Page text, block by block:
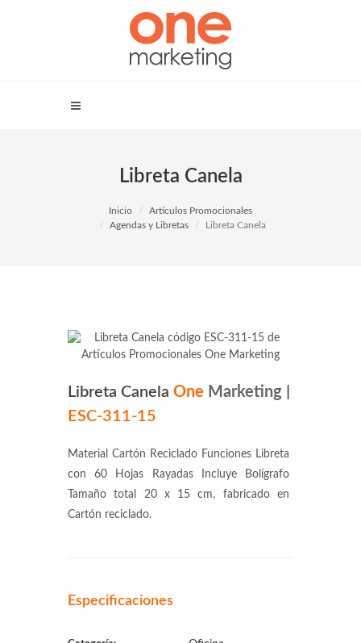
Libreta Canela
Inicio
Artículos Promocionales
Agendas y Libretas
Libreta Canela
Libreta Canela One Marketing
ESC-311-15
Material Cartón Reciclado Funciones Libreta
con 60 Hojas Rayadas Incluye Bolígrafo
Tamaño total 20 x 15 cm, fabricado en
Cartón reciclado.
Especificaciones